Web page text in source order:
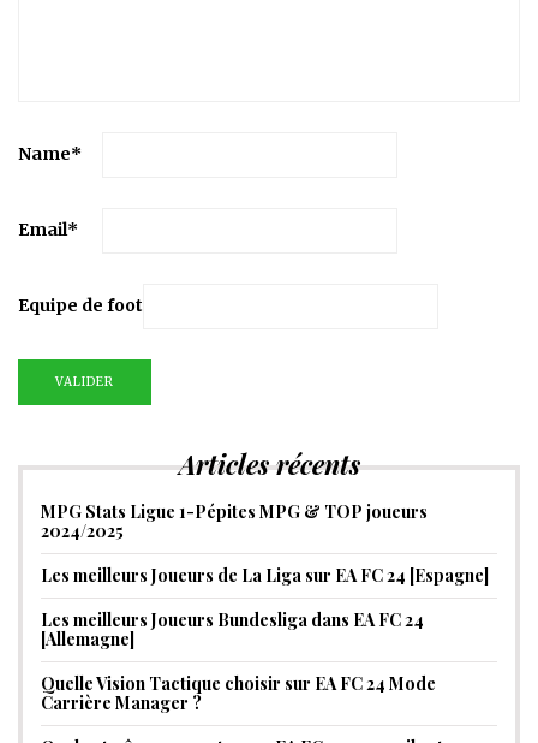
Name*
Email*
Equipe de foot
Articles récents
MPG Stats Ligue 1-Pépites MPG & TOP joueurs
2024/2025
Les meilleurs Joueurs de La Liga sur EA FC 24 [Espagne]
Les meilleurs Joueurs Bundesliga dans EA FC 24
[Allemagne]
Quelle Vision Tactique choisir sur EA FC 24 Mode
Carrière Manager ?